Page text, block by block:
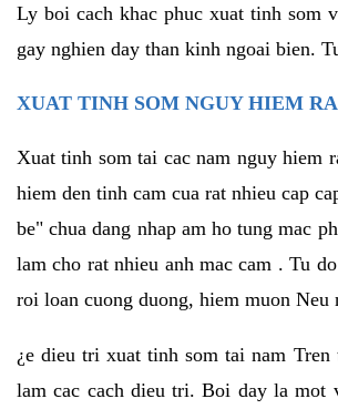
Ly boi cach khac phuc xuat tinh som
gay nghien day than kinh ngoai bien.
XUAT TINH SOM NGUY HIEM RA
Xuat tinh som tai cac nam nguy hiem
hiem den tinh cam cua rat nhieu cap
be" chua dang nhap am ho tung mac
lam cho rat nhieu anh mac cam . Tu
roi loan cuong duong, hiem muon Neu
¿e dieu tri xuat tinh som tai nam
lam cac cach dieu tri. Boi day la mot